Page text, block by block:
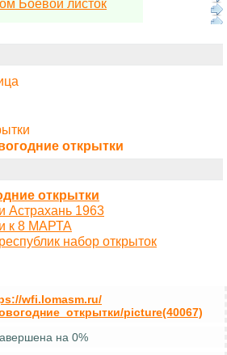
Боевой листок
открытки
открытки
Астрахань 1963
к 8 МАРТА
набор открыток
wfi.lomasm.ru/
picture(40067)
на 0%